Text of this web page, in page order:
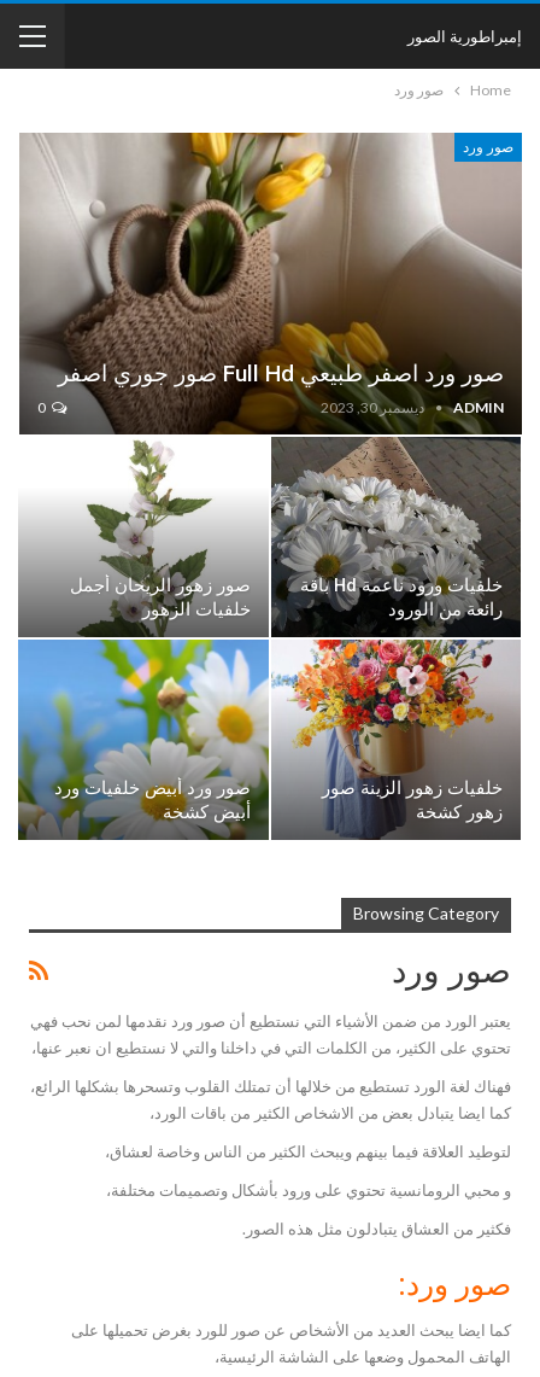
إمبراطورية الصور
Home صور ورد
صور ورد
صور ورد اصفر طبيعي Full Hd صور جوري اصفر
ADMIN ديسمبر 30, 2023
خلفيات ورود ناعمة Hd باقة
رائعة من الورود
صور زهور الريحان أجمل
خلفيات الزهور
خلفيات زهور الزينة صور
زهور كشخة
صور ورد أبيض خلفيات ورد
أبيض كشخة
Browsing Category
صور ورد
يعتبر الورد من ضمن الأشياء التي نستطيع أن صور ورد نقدمها لمن نحب فهي
تحتوي على الكثير، من الكلمات التي في داخلنا والتي لا نستطيع ان نعبر عنها،
فهناك لغة الورد تستطيع من خلالها أن تمتلك القلوب وتسحرها بشكلها الرائع،
كما ايضا يتبادل بعض من الاشخاص الكثير من باقات الورد،
لتوطيد العلاقة فيما بينهم ويبحث الكثير من الناس وخاصة لعشاق،
و محبي الرومانسية تحتوي على ورود بأشكال وتصميمات مختلفة،
فكثير من العشاق يتبادلون مثل هذه الصور.
صور ورد:
كما ايضا يبحث العديد من الأشخاص عن صور للورد بغرض تحميلها على
الهاتف المحمول وضعها على الشاشة الرئيسية،